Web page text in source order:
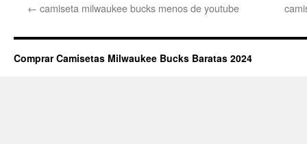
← camiseta milwaukee bucks menos de youtube
Comprar Camisetas Milwaukee Bucks Baratas 2024